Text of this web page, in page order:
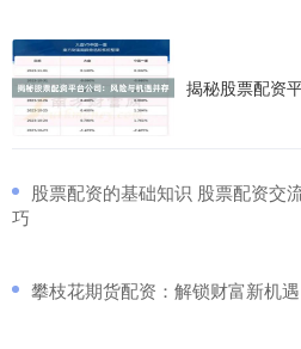
揭秘股票配资
股票配资的基础知识 股票配资交
巧
攀枝花期货配资：解锁财富新机